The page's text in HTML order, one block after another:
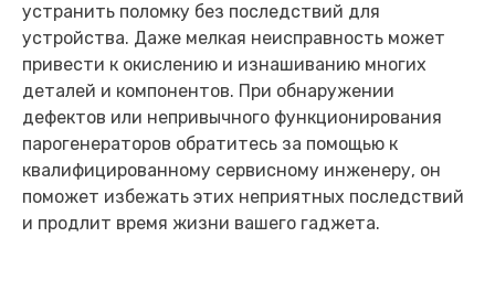
устранить поломку без последствий для
устройства. Даже мелкая неисправность может
привести к окислению и изнашиванию многих
деталей и компонентов. При обнаружении
дефектов или непривычного функционирования
парогенераторов обратитесь за помощью к
квалифицированному сервисному инженеру, он
поможет избежать этих неприятных последствий
и продлит время жизни вашего гаджета.